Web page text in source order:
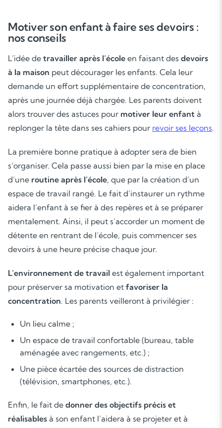
Motiver son enfant à faire ses devoirs :
nos conseils
L’idée de travailler après l’école en faisant des devoirs
à la maison peut décourager les enfants. Cela leur
demande un effort supplémentaire de concentration,
après une journée déjà chargée. Les parents doivent
alors trouver des astuces pour motiver leur enfant à
replonger la tête dans ses cahiers pour revoir ses leçons.
La première bonne pratique à adopter sera de bien
s’organiser. Cela passe aussi bien par la mise en place
d’une routine après l’école, que par la création d’un
espace de travail rangé. Le fait d’instaurer un rythme
aidera l’enfant à se fier à des repères et à se préparer
mentalement. Ainsi, il peut s’accorder un moment de
détente en rentrant de l’école, puis commencer ses
devoirs à une heure précise chaque jour.
L’environnement de travail est également important
pour préserver sa motivation et favoriser la
concentration. Les parents veilleront à privilégier :
Un lieu calme ;
Un espace de travail confortable (bureau, table
aménagée avec rangements, etc.) ;
Une pièce écartée des sources de distraction
(télévision, smartphones, etc.).
Enfin, le fait de donner des objectifs précis et
réalisables à son enfant l’aidera à se projeter et à